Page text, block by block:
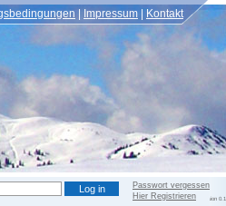
Impressum Kontakt
Passwort vergessen
Hier Registrieren
Version 0.2.108 beta, DB Version 0.1